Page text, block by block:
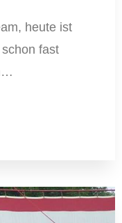
heute ist
fast